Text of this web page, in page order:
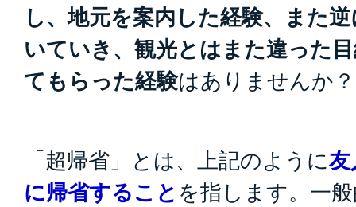
し、地元を案内した経験、また
いていき、観光とはまた違った
てもらった経験はありませんか
「超帰省」とは、上記のように友
に帰省すること を指します。一